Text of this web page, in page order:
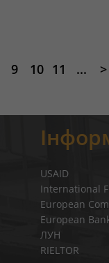
9 10 11 ... >
USAID
International
European
European
ЛУН
RIELTOR